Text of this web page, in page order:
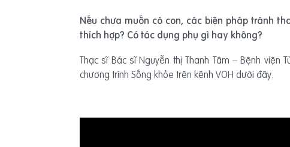
Nếu chưa muốn có con, các biện pháp tránh
thích hợp? Có tác dụng phụ gì hay không?
Thạc sĩ Bác sĩ Nguyễn thị Thanh Tâm – Bệnh
chương trình Sống khỏe trên kênh VOH dưới đây.